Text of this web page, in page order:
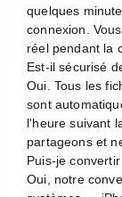
quelques
connexion.
réel pendant la
Est-il sécurisé
Oui. Tous les
sont
l'heure suivant
partageons et
Puis-je
Oui, notre